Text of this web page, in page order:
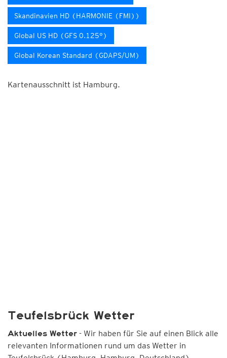
Skandinavien HD (HARMONIE (FMI))
Global US HD (GFS 0.125°)
Global Korean Standard (GDAPS/UM)
Kartenausschnitt ist Hamburg.
Teufelsbrück Wetter
Aktuelles Wetter - Wir haben für Sie auf einen Blick alle
relevanten Informationen rund um das Wetter in